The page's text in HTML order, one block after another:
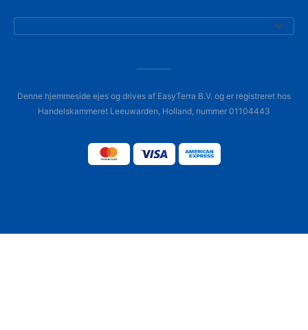
Denne hjemmeside ejes og drives af EasyTerra B.V. og er registreret hos
Handelskammeret Leeuwarden, Holland, nummer 01104443